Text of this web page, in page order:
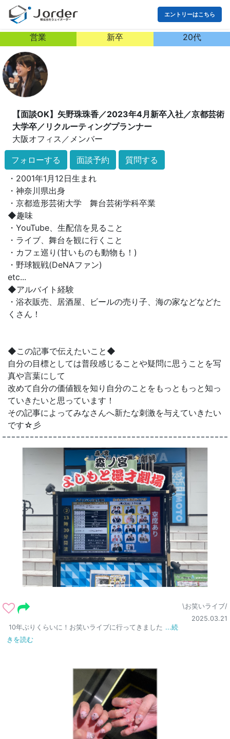
エントリーはこちら
営業 新卒 20代
【面談OK】矢野珠珠香／2023年4月新卒入社／京都芸術
大学卒／リクルーティングプランナー
大阪オフィス ／ メンバー
フォローする 面談予約 質問する
2023年入社の社会人2年目です❀
◆profile◆
・2001年1月12日生まれ
・神奈川県出身
・京都造形芸術大学 舞台芸術学科卒業
◆趣味
・YouTube、生配信を見ること
・ライブ、舞台を観に行くこと
・カフェ巡り(甘いものも動物も！)
・野球観戦(DeNAファン)
etc...
◆アルバイト経験
・浴衣販売、居酒屋、ビールの売り子、海の家などなどた
くさん！
◆この記事で伝えたいこと◆
自分の目標としては普段感じることや疑問に思うことを写
真や言葉にして
改めて自分の価値観を知り自分のことをもっともっと知っ
ていきたいと思っています！
その記事によってみなさんへ新たな刺激を与えていきたい
です☆彡
\お笑いライブ/
2025.03.21
10年ぶりくらいに！お笑いライブに行ってきました ...続
きを読む